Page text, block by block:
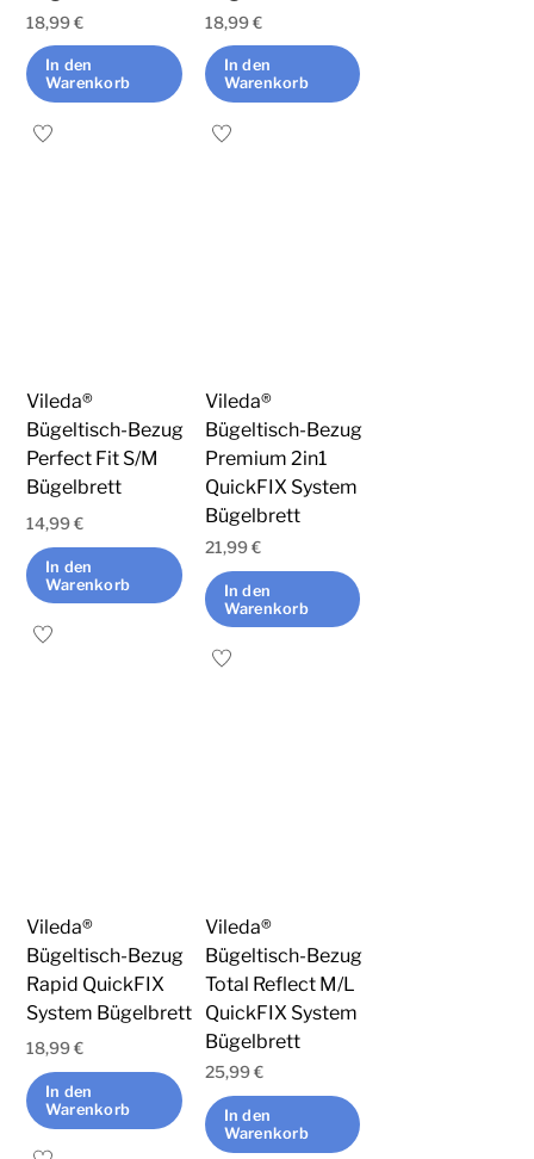
18,99€
In den
Warenkorb
18,99€
In den
Warenkorb
Vileda®
Bügeltisch-Bezug
Perfect Fit S/M
Bügelbrett
14,99€
In den
Warenkorb
Vileda®
Bügeltisch-Bezug
Premium 2in1
QuickFIX System
Bügelbrett
21,99€
In den
Warenkorb
Vileda®
Bügeltisch-Bezug
Rapid QuickFIX
System Bügelbrett
18,99€
In den
Warenkorb
Vileda®
Bügeltisch-Bezug
Total Reflect M/L
QuickFIX System
Bügelbrett
25,99€
In den
Warenkorb